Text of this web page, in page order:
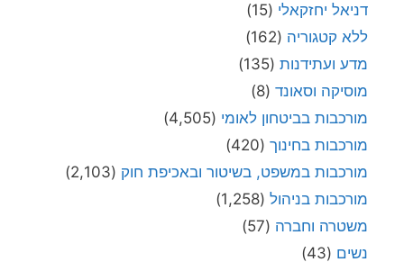
דניאל יחזקאלי (15)
ללא קטגוריה (162)
מדע ועתידנות (135)
מוסיקה וסאונד (8)
מורכבות בביטחון לאומי (4,505)
מורכבות בחינוך (420)
מורכבות במשפט, בשיטור ובאכיפת חוק (2,103)
מורכבות בניהול (1,258)
משטרה וחברה (57)
נשים (43)